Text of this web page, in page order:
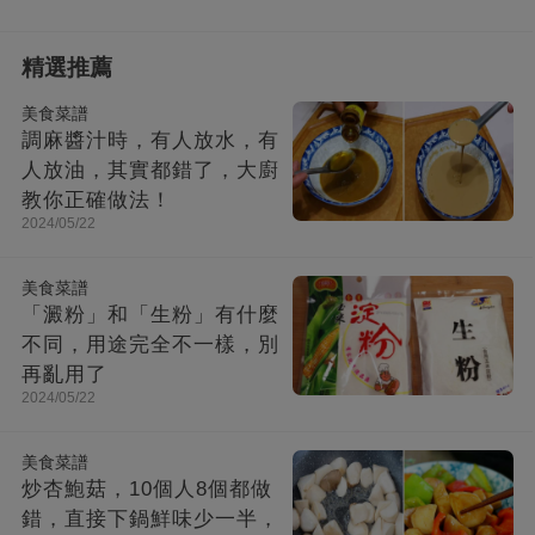
精選推薦
美食菜譜
調麻醬汁時，有人放水，有
人放油，其實都錯了，大廚
教你正確做法！
2024/05/22
美食菜譜
「澱粉」和「生粉」有什麼
不同，用途完全不一樣，別
再亂用了
2024/05/22
美食菜譜
炒杏鮑菇，10個人8個都做
錯，直接下鍋鮮味少一半，